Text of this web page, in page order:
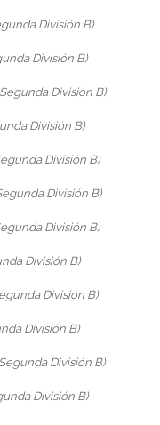
División B)
División B)
División B)
División B)
División B)
División B)
División B)
División B)
División B)
División B)
División B)
División B)